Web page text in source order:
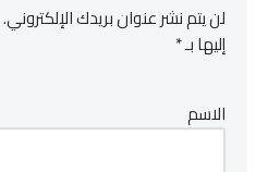
لن يتم نشر عنوان بريدك الإلكتروني.
إليها بـ*
الاسم